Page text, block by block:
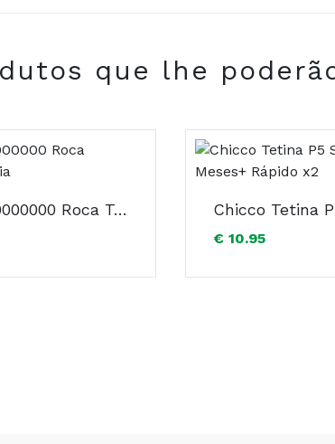
COMPRAR
que lhe
CH.Bri11560000000 Roca Tartaruga Macia
€ 10.95